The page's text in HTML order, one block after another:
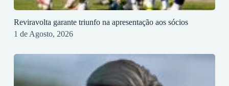
Reviravolta garante triunfo na apresentação aos sócios
1 de Agosto, 2026